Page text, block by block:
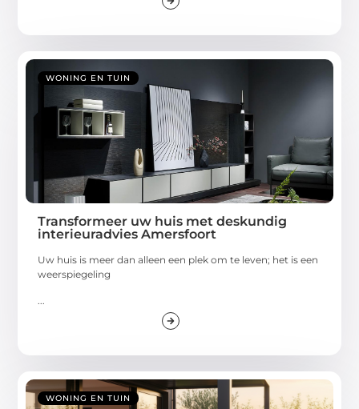
WONING EN TUIN
Transformeer uw huis met deskundig
interieuradvies Amersfoort
Uw huis is meer dan alleen een plek om te leven; het is een
weerspiegeling
WONING EN TUIN